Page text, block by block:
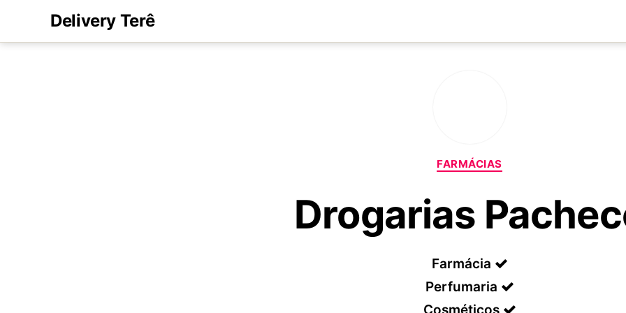
Delivery Terê
Categorias
FARMÁCIAS
Drogarias
Farmácia
Perfumaria
Cosméticos